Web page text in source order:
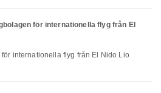
för internationella flyg från El